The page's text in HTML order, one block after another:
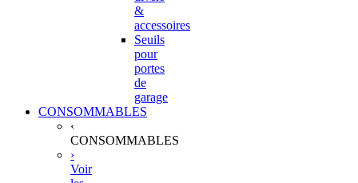
&
accessoires
Seuils
pour
portes
de
garage
CONSOMMABLES
‹
CONSOMMABLES
›
Voir